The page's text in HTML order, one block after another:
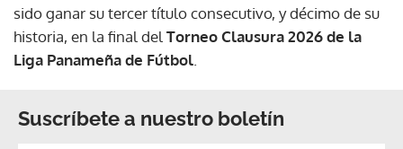
sido ganar su tercer título consecutivo, y décimo de su
historia, en la final del Torneo Clausura 2026 de la
Liga Panameña de Fútbol
Suscríbete a nuestro boletín